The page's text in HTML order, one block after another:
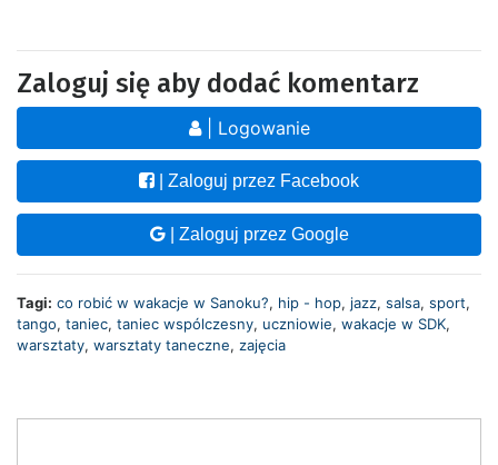
Zaloguj się aby dodać komentarz
| Logowanie
| Zaloguj przez Facebook
| Zaloguj przez Google
Tagi: co robić w wakacje w Sanoku?, hip - hop, jazz, salsa, sport,
tango, taniec, taniec wspólczesny, uczniowie, wakacje w SDK,
warsztaty, warsztaty taneczne, zajęcia